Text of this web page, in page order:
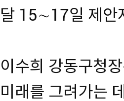
달 15∼17일 제안
이수희 강동구청
미래를 그려가는